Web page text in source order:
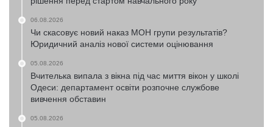
06.08.2026
Чи скасовує новий наказ МОН групи результатів?
Юридичний аналіз нової системи оцінювання
05.08.2026
Вчителька випала з вікна під час миття вікон у школі
Одеси: департамент освіти розпочне службове
вивчення обставин
05.08.2026